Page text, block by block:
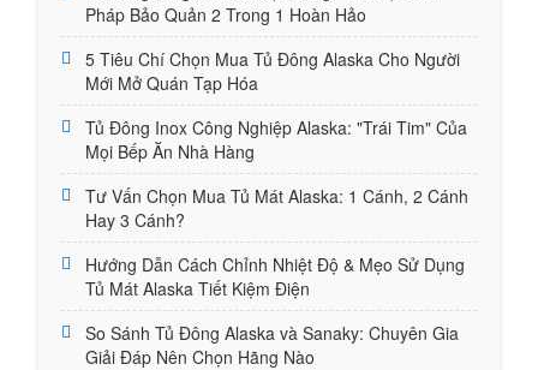
Pháp Bảo Quản 2 Trong 1 Hoàn Hảo
5 Tiêu Chí Chọn Mua Tủ Đông Alaska Cho Người
Mới Mở Quán Tạp Hóa
Tủ Đông Inox Công Nghiệp Alaska: "Trái Tim" Của
Mọi Bếp Ăn Nhà Hàng
Tư Vấn Chọn Mua Tủ Mát Alaska: 1 Cánh, 2 Cánh
Hay 3 Cánh?
Hướng Dẫn Cách Chỉnh Nhiệt Độ & Mẹo Sử Dụng
Tủ Mát Alaska Tiết Kiệm Điện
So Sánh Tủ Đông Alaska và Sanaky: Chuyên Gia
Giải Đáp Nên Chọn Hãng Nào